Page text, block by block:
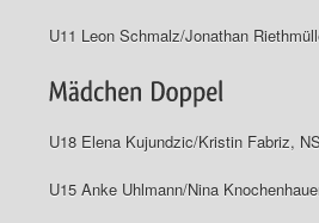
U11 Leon Schmalz/Jonathan
U18 Elena Kujundzic/Kristin Fabriz,
U15 Anke Uhlmann/Nina